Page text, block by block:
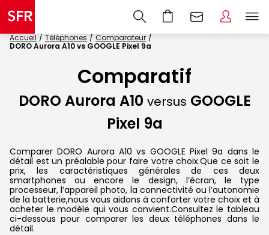
Accueil Téléphones
Comparateur
DORO Aurora A10 vs GOOGLE Pixel 9a
Comparatif
DORO Aurora A10 versus GOOGLE
Pixel 9a
Comparer DORO Aurora A10 vs GOOGLE Pixel 9a dans le
détail est un préalable pour faire votre choix.Que ce soit le
prix, les caractéristiques générales de ces deux
smartphones ou encore le design, l’écran, le type
processeur, l’appareil photo, la connectivité ou l’autonomie
de la batterie,nous vous aidons à conforter votre choix et à
acheter le modèle qui vous convient.Consultez le tableau
ci-dessous pour comparer les deux téléphones dans le
détail.